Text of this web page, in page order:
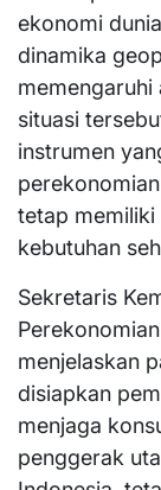
ekonomi
dinamika
memengaruhi
situasi
instrumen
tetap memiliki
kebutuhan
Sekretaris
menjelaskan
disiapkan
menjaga
penggerak